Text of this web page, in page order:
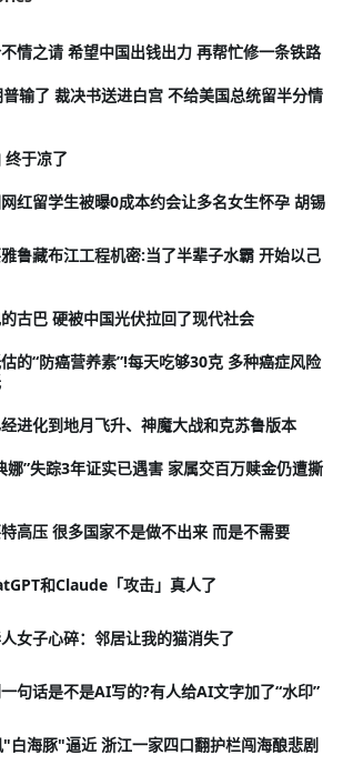
情之请 希望中国出钱出力 再帮忙修一条铁路
输了 裁决书送进白宫 不给美国总统留半分情
终于凉了
红留学生被曝0成本约会让多名女生怀孕 胡锡
鲁藏布江工程机密:当了半辈子水霸 开始以己
古巴 硬被中国光伏拉回了现代社会
的“防癌营养素”!每天吃够30克 多种癌症风险
进化到地月飞升、神魔大战和克苏鲁版本
娜”失踪3年证实已遇害 家属交百万赎金仍遭撕
高压 很多国家不是做不出来 而是不需要
和Claude「攻击」真人了
女子心碎：邻居让我的猫消失了
句话是不是AI写的?有人给AI文字加了“水印”
白海豚"逼近 浙江一家四口翻护栏闯海酿悲剧